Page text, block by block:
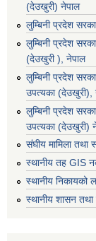
(देउखुरी) नेपाल
लुम्बिनी प्रदेश
लुम्बिनी प्रदेश
(देउखुरी ), नेपाल
लुम्बिनी प्रदेश
उपत्यका (देउखुरी),
लुम्बिनी प्रदेश
उपत्यका (देउखुरी)
संघीय मामिला तथा
स्थानीय तह GIS
स्थानीय निकायको
स्थानीय शासन तथा